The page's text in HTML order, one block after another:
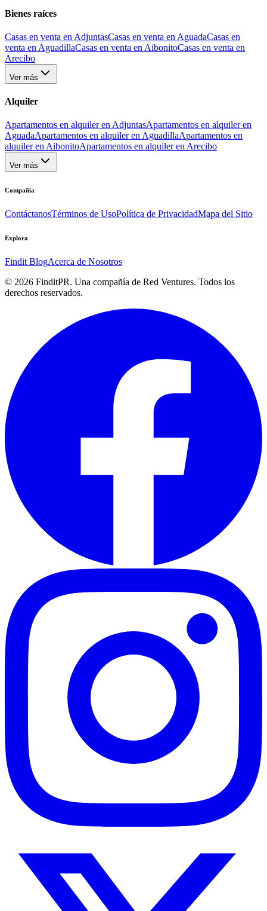
Bienes raíces
Casas en venta en AdjuntasCasas en venta en AguadaCasas en
venta en AguadillaCasas en venta en AibonitoCasas en venta en
Arecibo
Ver más
Alquiler
Apartamentos en alquiler en AdjuntasApartamentos en alquiler en
AguadaApartamentos en alquiler en AguadillaApartamentos en
alquiler en AibonitoApartamentos en alquiler en Arecibo
Ver más
Compañía
ContáctanosTérminos de UsoPolítica de PrivacidadMapa del Sitio
Explora
Findit BlogAcerca de Nosotros
© 2026 FinditPR. Una compañía de Red Ventures. Todos los
derechos reservados.